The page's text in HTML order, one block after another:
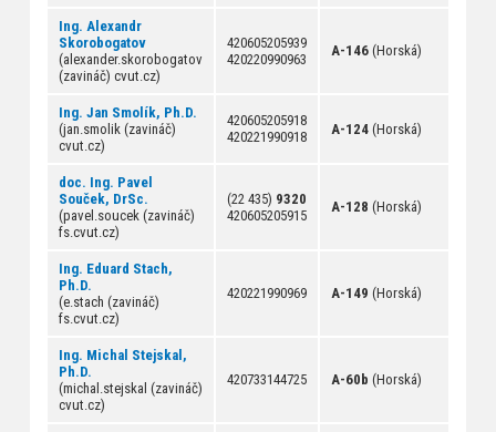
Ing. Alexandr
Skorobogatov
(alexander.skorobogatov
(zavináč) cvut.cz)
420605205939
420220990963
A-146(Horská)
Ing. Jan Smolík, Ph.D.
(jan.smolik (zavináč)
cvut.cz)
420605205918
420221990918
A-124(Horská)
doc. Ing. Pavel
Souček, DrSc.
(pavel.soucek (zavináč)
fs.cvut.cz)
(22 435) 9320
420605205915
A-128 (Horská)
Ing. Eduard Stach,
Ph.D.
(e.stach (zavináč)
fs.cvut.cz)
420221990969 A-149 (Horská)
Ing. Michal Stejskal,
Ph.D.
(michal.stejskal (zavináč)
cvut.cz)
420733144725 A-60b (Horská)